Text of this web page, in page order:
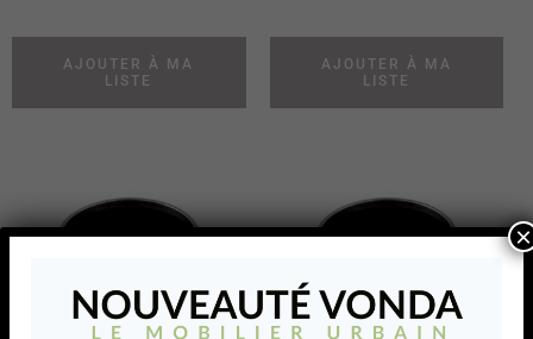
AJOUTER À MA
LISTE
AJOUTER À MA
LISTE
×